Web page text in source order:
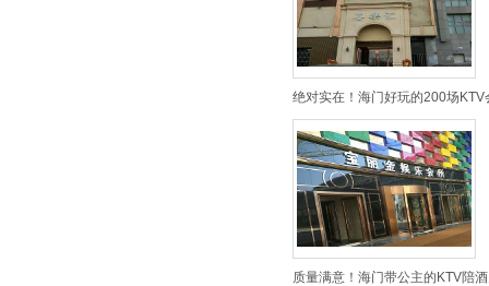
绝对实在！海门好玩的200场
质量满意！海门带公主的KTV陪